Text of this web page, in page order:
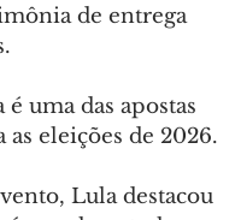
de entrega
uma das apostas
as eleições de 2026.
Lula destacou